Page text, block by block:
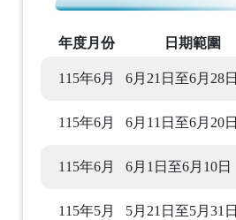
年度月份 日期範圍
115年6月 6月21日至6月28日
115年6月 6月11日至6月20日
115年6月 6月1日至6月10日
115年5月 5月21日至5月31日